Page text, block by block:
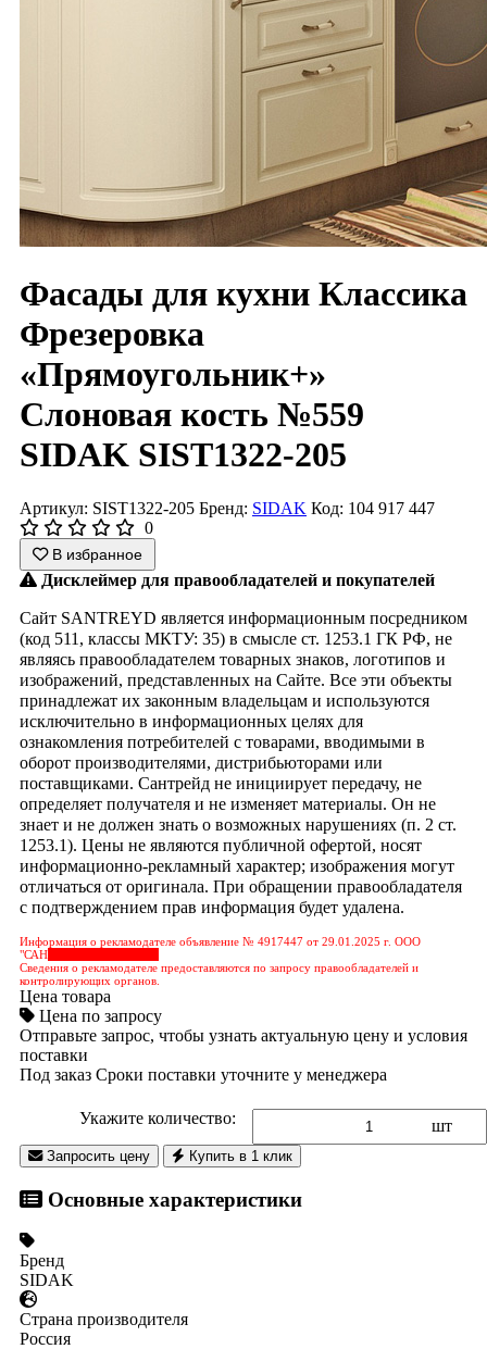
Фасады для кухни Классика
Фрезеровка
«Прямоугольник+»
Слоновая кость №559
SIDAK SIST1322-205
Артикул: SIST1322-205 Бренд: SIDAK Код: 104 917 447
0
В избранное
Дисклеймер для правообладателей и покупателей
Сайт SANTREYD является информационным посредником
(код 511, классы МКТУ: 35) в смысле ст. 1253.1 ГК РФ, не
являясь правообладателем товарных знаков, логотипов и
изображений, представленных на Сайте. Все эти объекты
принадлежат их законным владельцам и используются
исключительно в информационных целях для
ознакомления потребителей с товарами, вводимыми в
оборот производителями, дистрибьюторами или
поставщиками. Сантрейд не инициирует передачу, не
определяет получателя и не изменяет материалы. Он не
знает и не должен знать о возможных нарушениях (п. 2 ст.
1253.1). Цены не являются публичной офертой, носят
информационно-рекламный характер; изображения могут
отличаться от оригинала. При обращении правообладателя
с подтверждением прав информация будет удалена.
Информация о рекламодателе объявление № 4917447 от 29.01.2025 г. ООО
"САН
Сведения о рекламодателе предоставляются по запросу правообладателей и
контролирующих органов.
Цена товара
Цена по запросу
Отправьте запрос, чтобы узнать актуальную цену и условия
поставки
Под заказ Сроки поставки уточните у менеджера
Укажите количество: шт
Запросить цену Купить в 1 клик
Основные характеристики
Бренд
SIDAK
Страна производителя
Россия